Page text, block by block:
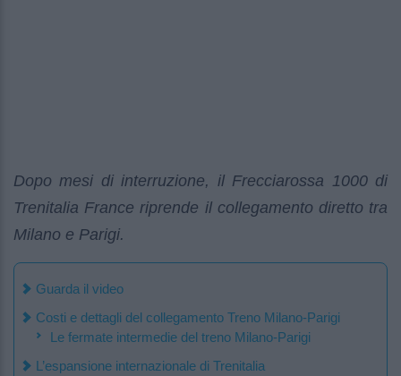
Dopo mesi di interruzione, il Frecciarossa 1000 di
Trenitalia France riprende il collegamento diretto tra
Milano e Parigi.
Guarda il video
Costi e dettagli del collegamento Treno Milano-Parigi
Le fermate intermedie del treno Milano-Parigi
L’espansione internazionale di Trenitalia